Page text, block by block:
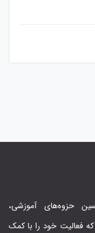
حزوه‌های آموزشی،
فعالیت خود را با کمک